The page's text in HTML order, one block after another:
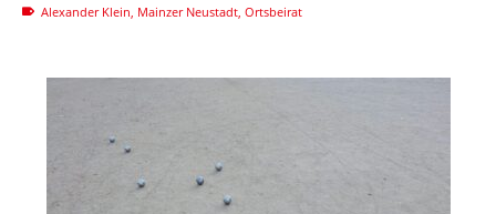
Alexander Klein Mainzer Neustadt Ortsbeirat